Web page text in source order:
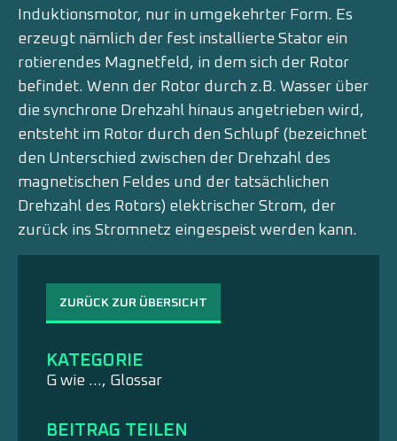
ZURÜCK ZUR ÜBERSICHT
KATEGORIE
G wie ..., Glossar
BEITRAG TEILEN
Induktionsmotor, nur in umgekehrter Form. Es
erzeugt nämlich der fest installierte Stator ein
rotierendes Magnetfeld, in dem sich der Rotor
befindet. Wenn der Rotor durch z.B. Wasser über
die synchrone Drehzahl hinaus angetrieben wird,
entsteht im Rotor durch den Schlupf (bezeichnet
den Unterschied zwischen der Drehzahl des
magnetischen Feldes und der tatsächlichen
Drehzahl des Rotors) elektrischer Strom, der
zurück ins Stromnetz eingespeist werden kann.